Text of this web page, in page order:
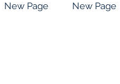
New Page New Page